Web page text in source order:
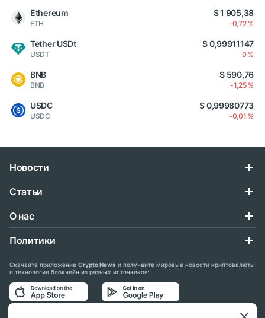
Ethereum
ETH
$ 1 905,38
-0,72 %
Tether USDt
USDT
$ 0,99911147
0 %
BNB
BNB
$ 590,76
-1,25 %
USDC
USDC
$ 0,99980773
-0,01 %
Новости
Статьи
О нас
Политики
Скачайте приложение Crypto News и получайте мировые новости криптовалюты
и технологии блокчейн из разных источников: